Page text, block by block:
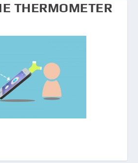
THERMOMETER